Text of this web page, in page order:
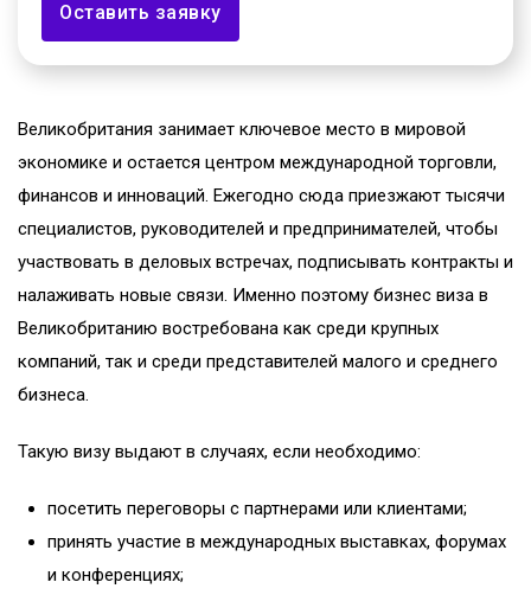
Оставить заявку
Великобритания занимает ключевое место в мировой
экономике и остается центром международной торговли,
финансов и инноваций. Ежегодно сюда приезжают тысячи
специалистов, руководителей и предпринимателей, чтобы
участвовать в деловых встречах, подписывать контракты и
налаживать новые связи. Именно поэтому бизнес виза в
Великобританию востребована как среди крупных
компаний, так и среди представителей малого и среднего
бизнеса.
Такую визу выдают в случаях, если необходимо:
посетить переговоры с партнерами или клиентами;
принять участие в международных выставках, форумах
и конференциях;